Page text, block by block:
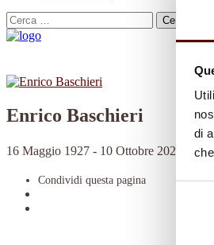
di
Cerca
per:
Enrico Baschieri
16 Maggio 1927 - 10 Ottobre 2021
Condividi questa pagina